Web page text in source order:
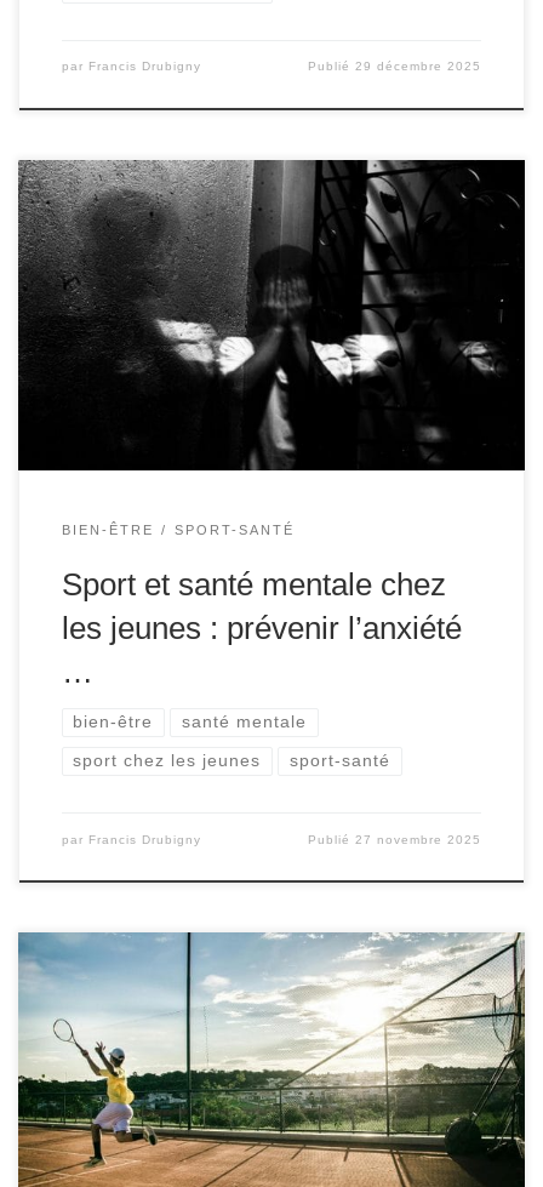
par Francis Drubigny Publié29 décembre 2025
L’adolescence et le début de l’âge adulte sont des
périodes de vie marquées par de nombreux
changements, tant physiques qu’émotionnels. Ces
transitions peuvent parfois engendrer du stress, de
l’anxiété et, dans certains cas, de la dépression. À l’ère
des réseaux sociaux, de la pression académique et des
bouleversements socio-économiques, la […]
BIEN-ÊTRE SPORT-SANTÉ
Sport et santé mentale chez
les jeunes : prévenir l’anxiété
…
bien-être santé mentale
sport chez les jeunes sport-santé
par Francis Drubigny Publié27 novembre 2025
Les sports de raquette, tels que le tennis, le badminton, le
squash, et le tennis de table, sont bien plus que de
simples activités de loisir ou de compétition. Ils
représentent un excellent moyen d’améliorer des
capacités essentielles comme la coordination et la
concentration. Ces sports demandent une grande
précision, […]